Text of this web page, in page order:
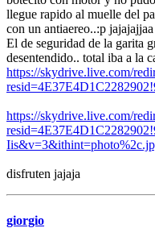
llegue rapido al muelle del
con un antiaereo..:p jajajajjaa
El de seguridad de la garita
desentendido.. total iba a la
https://skydrive.live.com/
https://skydrive.live.com/
disfruten jajaja
giorgio